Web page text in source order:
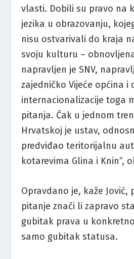
vlasti. Dobili su pravo na
jezika u obrazovanju,
nisu ostvarivali do kraja
svoju kulturu –
napravljen je SNV,
zajedničko Vijeće općina i
internacionalizacije toga
pitanja. Čak u jednom
Hrvatskoj je ustav,
predviđao teritorijalnu
kotarevima Glina i Knin”,
Opravdano je, kaže Jović,
pitanje znači li zapravo
gubitak prava u
samo gubitak statusa.